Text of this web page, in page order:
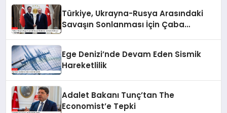
Türkiye, Ukrayna-Rusya Arasındaki
Savaşın Sonlanması İçin Çaba
Ege Denizi’nde Devam Eden Sismik
Hareketlilik
Adalet Bakanı Tunç’tan The
Economist’e Tepki